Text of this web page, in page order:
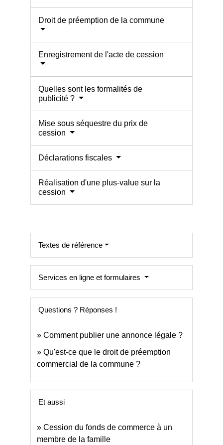
Droit de préemption de la commune
Enregistrement de l'acte de cession
Quelles sont les formalités de
publicité ?
Mise sous séquestre du prix de
cession
Déclarations fiscales
Réalisation d'une plus-value sur la
cession
Textes de référence
Services en ligne et formulaires
Questions ? Réponses !
Comment publier une annonce légale ?
Qu'est-ce que le droit de préemption
commercial de la commune ?
Et aussi
Cession du fonds de commerce à un
membre de la famille